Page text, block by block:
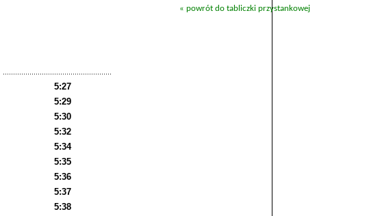
« powrót do tabliczki przystankowej
5:27
5:29
5:30
5:32
5:34
5:35
5:36
5:37
5:38